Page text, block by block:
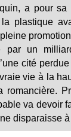
a pour
plastique
par un
cité
vie à la
va devoir
disparaisse